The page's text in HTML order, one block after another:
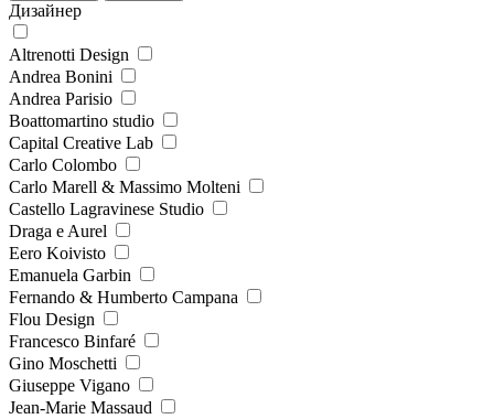
Дизайнер
Altrenotti Design
Andrea Bonini
Andrea Parisio
Boattomartino studio
Capital Creative Lab
Carlo Colombo
Carlo Marell & Massimo Molteni
Castello Lagravinese Studio
Draga e Aurel
Eero Koivisto
Emanuela Garbin
Fernando & Humberto Campana
Flou Design
Francesco Binfaré
Gino Moschetti
Giuseppe Vigano
Jean-Marie Massaud